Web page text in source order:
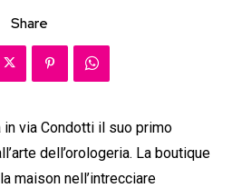
Share
in via Condotti il suo primo
dell’orologeria. La boutique
maison nell’intrecciare